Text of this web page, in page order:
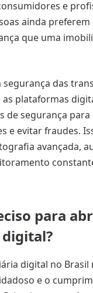
e
ainda
que uma
das
plataformas
de segurança
e evitar fraudes.
avançada,
para
digital no Brasil
e o